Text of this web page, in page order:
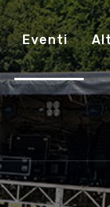
Eventi